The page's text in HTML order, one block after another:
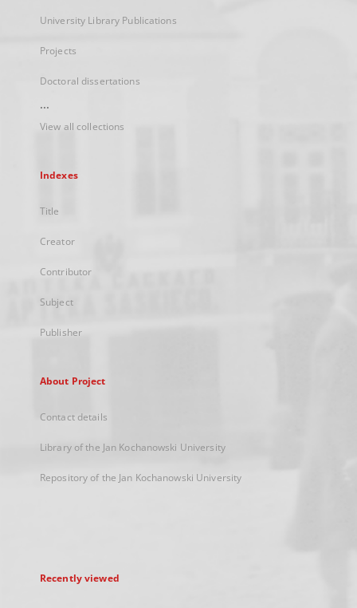
University Library Publications
Projects
Doctoral dissertations
...
View all collections
Indexes
Title
Creator
Contributor
Subject
Publisher
About Project
Contact details
Library of the Jan Kochanowski University
Repository of the Jan Kochanowski University
Recently viewed